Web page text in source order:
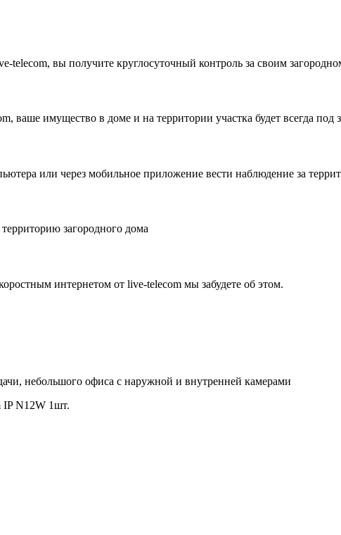
telecom, вы получите круглосуточный контроль за своим
ваше имущество в доме и на территории участка будет всегда под
или через мобильное приложение вести наблюдение за
загородного дома
интернетом от live-telecom мы забудете об этом.
небольшого офиса с наружной и внутренней камерами
IP N12W 1шт.